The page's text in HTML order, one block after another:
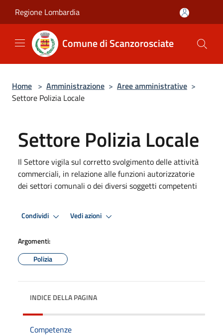
Regione Lombardia
Comune di Scanzorosciate
Home > Amministrazione > Aree amministrative >
Settore Polizia Locale
Settore Polizia Locale
Il Settore vigila sul corretto svolgimento delle attività
commerciali, in relazione alle funzioni autorizzatorie
dei settori comunali o dei diversi soggetti competenti
Condividi Vedi azioni
Argomenti:
Polizia
INDICE DELLA PAGINA
Competenze